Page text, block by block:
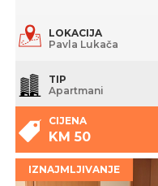
LOKACIJA
Pavla Lukača
TIP
Apartmani
CIJENA
KM 50
IZNAJMLJIVANJE